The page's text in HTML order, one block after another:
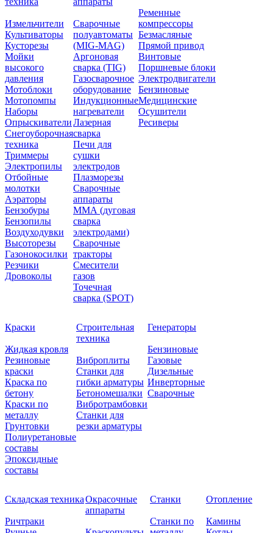
Измельчители
Культиваторы
Кусторезы
Мойки
высокого
давления
Мотоблоки
Мотопомпы
Наборы
Опрыскиватели
Снегоуборочная
техника
Триммеры
Электропилы
Отбойные
молотки
Аэраторы
Бензобуры
Бензопилы
Воздуходувки
Высоторезы
Газонокосилки
Резчики
Дровоколы
Сварочные
полуавтоматы
(MIG-MAG)
Аргоновая
сварка (TIG)
Газосварочное
оборудование
Индукционные
нагреватели
Лазерная
сварка
Печи для
сушки
электродов
Плазморезы
Сварочные
аппараты
ММА (дуговая
сварка
электродами)
Сварочные
тракторы
Смесители
газов
Точечная
сварка (SPOT)
Ременные
компрессоры
Безмасляные
Прямой привод
Винтовые
Поршневые блоки
Электродвигатели
Бензиновые
Медицинские
Осушители
Ресиверы
Краски
Жидкая кровля
Резиновые
краски
Краска по
бетону
Краски по
металлу
Грунтовки
Полиуретановые
составы
Эпоксидные
составы
Строительная
техника
Виброплиты
Станки для
гибки арматуры
Бетономешалки
Вибротрамбовки
Станки для
резки арматуры
Генераторы
Бензиновые
Газовые
Дизельные
Инверторные
Сварочные
Складская техника
Ричтраки
Окрасочные
аппараты
Станки
Станки по
Отопление
Камины